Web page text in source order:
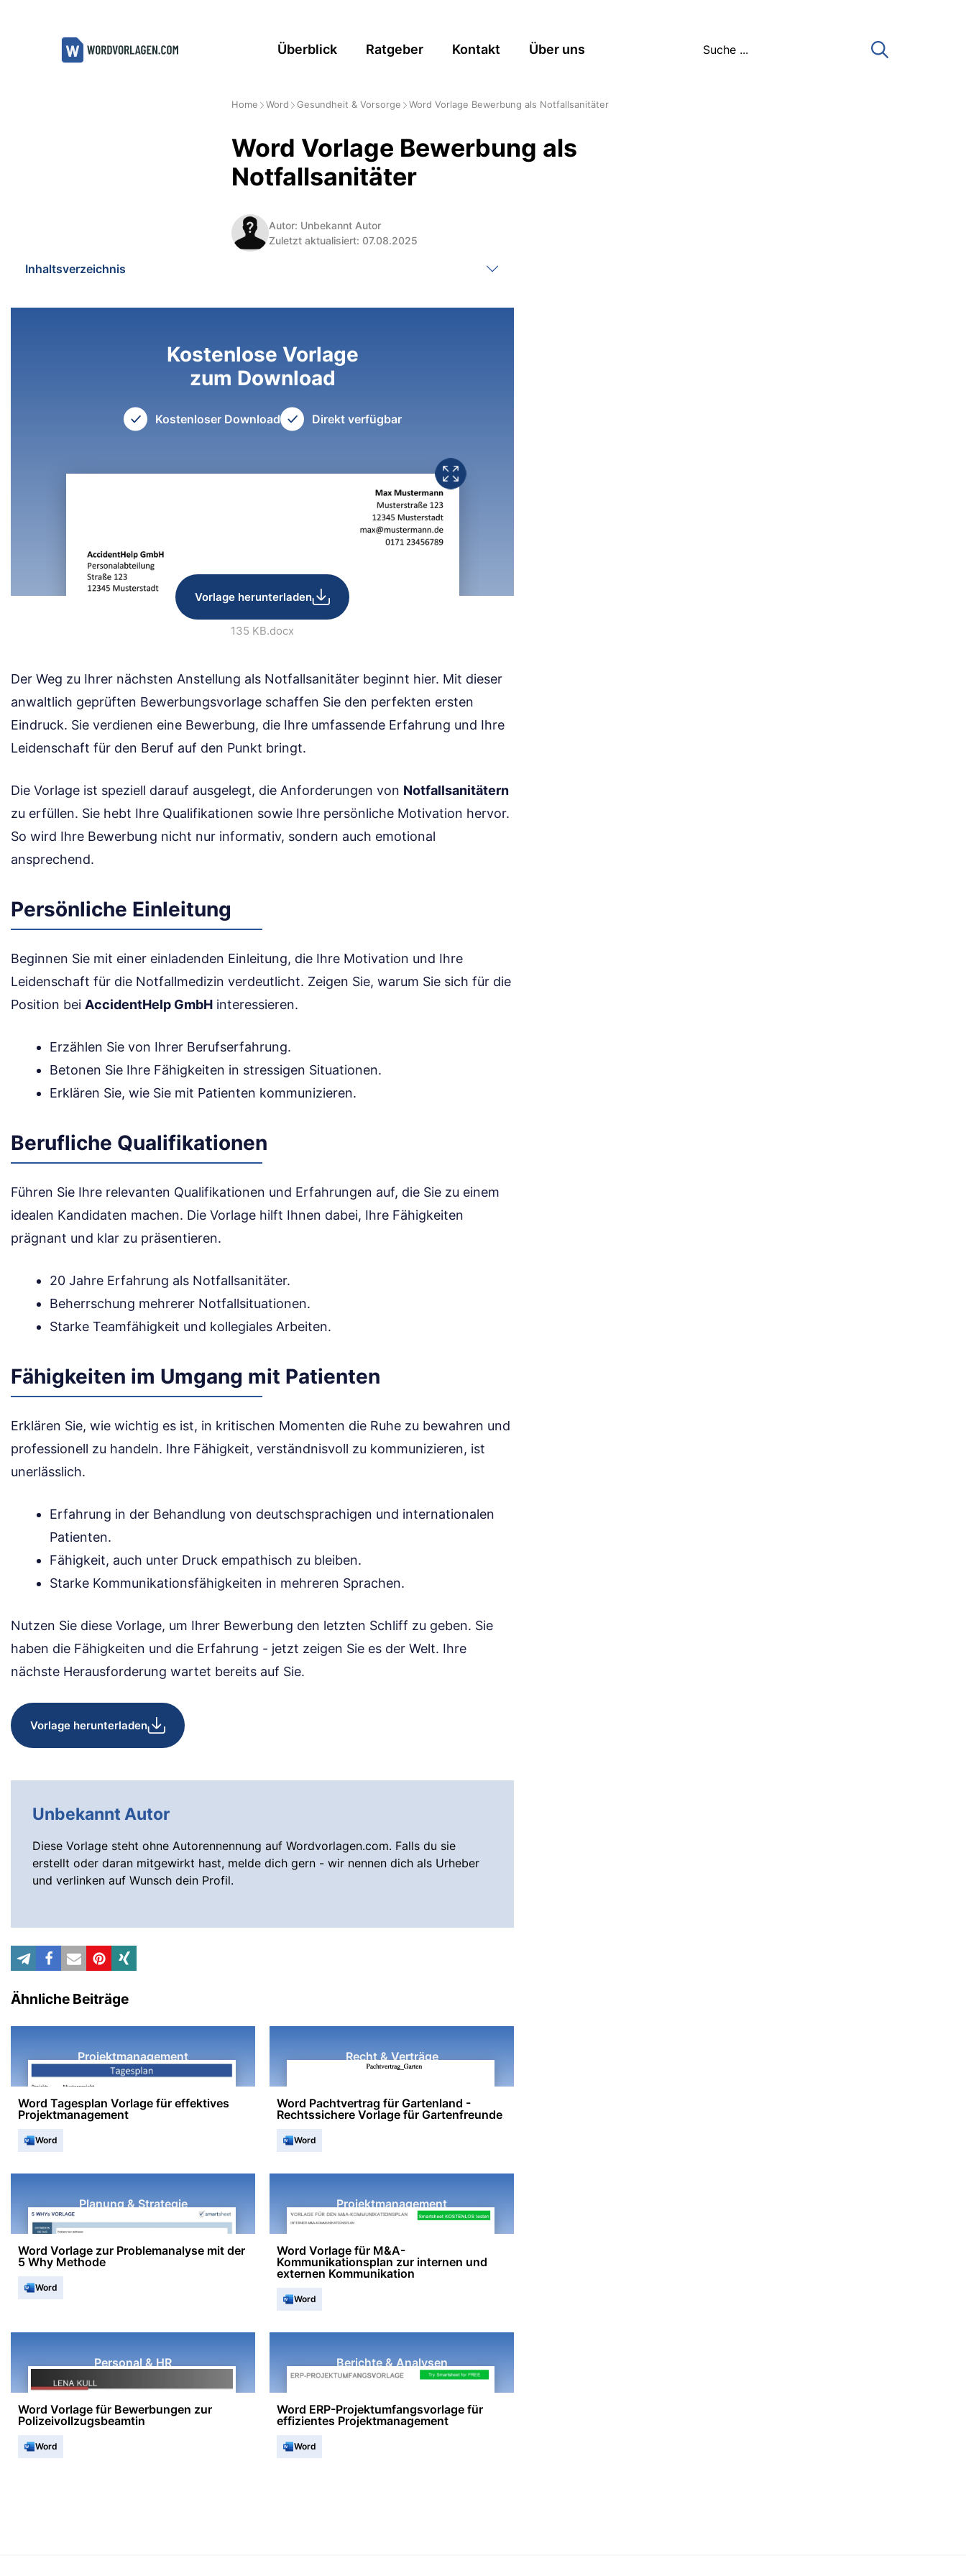
Überblick Ratgeber Kontakt Über uns
Home Word Gesundheit & Vorsorge Word Vorlage Bewerbung als Notfallsanitäter
Word Vorlage Bewerbung als
Notfallsanitäter
Autor: Unbekannt Autor
Zuletzt aktualisiert: 07.08.2025
Inhaltsverzeichnis
Kostenlose Vorlage
zum Download
Kostenloser Download Direkt verfügbar
Vorlage herunterladen
135 KB.docx
Der Weg zu Ihrer nächsten Anstellung als Notfallsanitäter beginnt hier. Mit dieser
anwaltlich geprüften Bewerbungsvorlage schaffen Sie den perfekten ersten
Eindruck. Sie verdienen eine Bewerbung, die Ihre umfassende Erfahrung und Ihre
Leidenschaft für den Beruf auf den Punkt bringt.
Die Vorlage ist speziell darauf ausgelegt, die Anforderungen von Notfallsanitätern
zu erfüllen. Sie hebt Ihre Qualifikationen sowie Ihre persönliche Motivation hervor.
So wird Ihre Bewerbung nicht nur informativ, sondern auch emotional
ansprechend.
Persönliche Einleitung
Beginnen Sie mit einer einladenden Einleitung, die Ihre Motivation und Ihre
Leidenschaft für die Notfallmedizin verdeutlicht. Zeigen Sie, warum Sie sich für die
Position bei AccidentHelp GmbH interessieren.
Erzählen Sie von Ihrer Berufserfahrung.
Betonen Sie Ihre Fähigkeiten in stressigen Situationen.
Erklären Sie, wie Sie mit Patienten kommunizieren.
Berufliche Qualifikationen
Führen Sie Ihre relevanten Qualifikationen und Erfahrungen auf, die Sie zu einem
idealen Kandidaten machen. Die Vorlage hilft Ihnen dabei, Ihre Fähigkeiten
prägnant und klar zu präsentieren.
20 Jahre Erfahrung als Notfallsanitäter.
Beherrschung mehrerer Notfallsituationen.
Starke Teamfähigkeit und kollegiales Arbeiten.
Fähigkeiten im Umgang mit Patienten
Erklären Sie, wie wichtig es ist, in kritischen Momenten die Ruhe zu bewahren und
professionell zu handeln. Ihre Fähigkeit, verständnisvoll zu kommunizieren, ist
unerlässlich.
Erfahrung in der Behandlung von deutschsprachigen und internationalen
Patienten.
Fähigkeit, auch unter Druck empathisch zu bleiben.
Starke Kommunikationsfähigkeiten in mehreren Sprachen.
Nutzen Sie diese Vorlage, um Ihrer Bewerbung den letzten Schliff zu geben. Sie
haben die Fähigkeiten und die Erfahrung - jetzt zeigen Sie es der Welt. Ihre
nächste Herausforderung wartet bereits auf Sie.
Vorlage herunterladen
Unbekannt Autor
Diese Vorlage steht ohne Autorennennung auf Wordvorlagen.com. Falls du sie
erstellt oder daran mitgewirkt hast, melde dich gern - wir nennen dich als Urheber
und verlinken auf Wunsch dein Profil.
Ähnliche Beiträge
Projektmanagement
Word Tagesplan Vorlage für effektives
Projektmanagement
Word
Recht & Verträge
Word Pachtvertrag für Gartenland -
Rechtssichere Vorlage für Gartenfreunde
Word
Planung & Strategie
Word Vorlage zur Problemanalyse mit der
5 Why Methode
Word
Projektmanagement
Word Vorlage für M&A-
Kommunikationsplan zur internen und
externen Kommunikation
Word
Personal & HR
Word Vorlage für Bewerbungen zur
Polizeivollzugsbeamtin
Word
Berichte & Analysen
Word ERP-Projektumfangsvorlage für
effizientes Projektmanagement
Word